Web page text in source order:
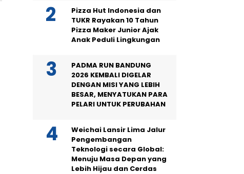
Pizza Hut Indonesia dan
TUKR Rayakan 10 Tahun
Pizza Maker Junior Ajak
Anak Peduli Lingkungan
PADMA RUN BANDUNG
2026 KEMBALI DIGELAR
DENGAN MISI YANG LEBIH
BESAR, MENYATUKAN PARA
PELARI UNTUK PERUBAHAN
Weichai Lansir Lima Jalur
Pengembangan
Teknologi secara Global:
Menuju Masa Depan yang
Lebih Hijau dan Cerdas